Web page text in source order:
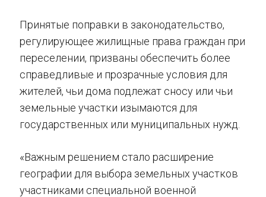
Принятые поправки в законодательство,
регулирующее жилищные права граждан при
переселении, призваны обеспечить более
справедливые и прозрачные условия для
жителей, чьи дома подлежат сносу или чьи
земельные участки изымаются для
государственных или муниципальных нужд.
«Важным решением стало расширение
географии для выбора земельных участков
участниками специальной военной